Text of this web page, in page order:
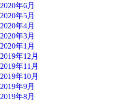
2020年6月
2020年5月
2020年4月
2020年3月
2020年1月
2019年12月
2019年11月
2019年10月
2019年9月
2019年8月